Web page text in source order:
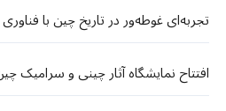
تجربه‌ای غوطه‌ور در تاریخ چین با
افتتاح نمایشگاه آثار چینی و سرامیک